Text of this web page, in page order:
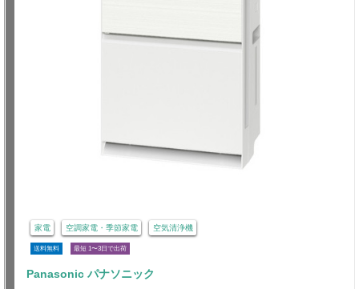
家電 空調家電・季節家電 空気清浄機
送料無料 最短 1〜3日で出荷
Panasonic パナソニック